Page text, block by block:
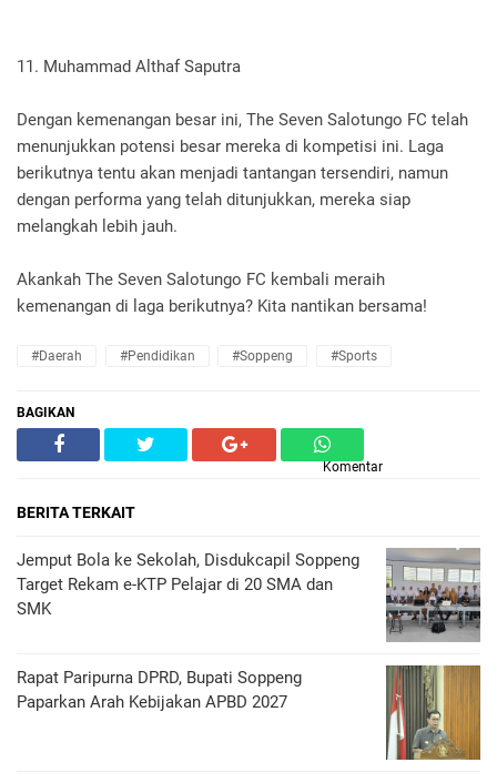
11. Muhammad Althaf Saputra
Dengan kemenangan besar ini, The Seven Salotungo FC telah
menunjukkan potensi besar mereka di kompetisi ini. Laga
berikutnya tentu akan menjadi tantangan tersendiri, namun
dengan performa yang telah ditunjukkan, mereka siap
melangkah lebih jauh.
Akankah The Seven Salotungo FC kembali meraih
kemenangan di laga berikutnya? Kita nantikan bersama!
#Daerah #Pendidikan #Soppeng #Sports
BAGIKAN
Komentar
BERITA TERKAIT
Jemput Bola ke Sekolah, Disdukcapil Soppeng
Target Rekam e-KTP Pelajar di 20 SMA dan
SMK
Rapat Paripurna DPRD, Bupati Soppeng
Paparkan Arah Kebijakan APBD 2027